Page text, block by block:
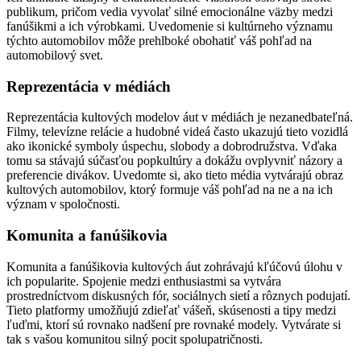
publikum, pričom vedia vyvolať silné emocionálne väzby medzi
fanúšikmi a ich výrobkami. Uvedomenie si kultúrneho významu
týchto automobilov môže prehlboké obohatiť váš pohľad na
automobilový svet.
Reprezentácia v médiách
Reprezentácia kultových modelov áut v médiách je nezanedbateľná.
Filmy, televízne relácie a hudobné videá často ukazujú tieto vozidlá
ako ikonické symboly úspechu, slobody a dobrodružstva. Vďaka
tomu sa stávajú súčasťou popkultúry a dokážu ovplyvniť názory a
preferencie divákov. Uvedomte si, ako tieto média vytvárajú obraz
kultových automobilov, ktorý formuje váš pohľad na ne a na ich
význam v spoločnosti.
Komunita a fanúšikovia
Komunita a fanúšikovia kultových áut zohrávajú kľúčovú úlohu v
ich popularite. Spojenie medzi enthusiastmi sa vytvára
prostredníctvom diskusných fór, sociálnych sietí a rôznych podujatí.
Tieto platformy umožňujú zdieľať vášeň, skúsenosti a tipy medzi
ľuďmi, ktorí sú rovnako nadšení pre rovnaké modely. Vytvárate si
tak s vašou komunitou silný pocit spolupatričnosti.